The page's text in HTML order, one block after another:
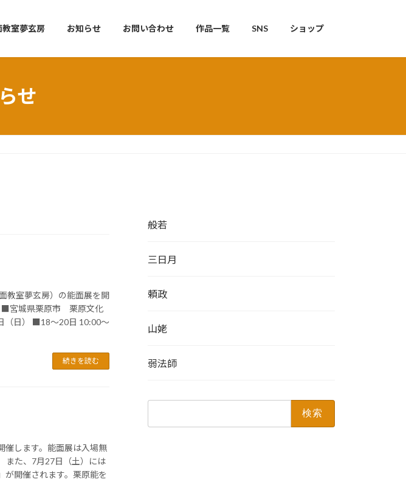
教室夢玄房 お知らせ お問い合わせ 作品一覧 SNS ショップ
せ
教室夢玄房）の能面展を開
■宮城県栗原市 栗原文化
（日） ■18～20日 10:00〜
続きを読む
催します。能面展は入場無
また、7月27日（土）には
が開催されます。栗原能を
般若
三日月
頼政
山姥
弱法師